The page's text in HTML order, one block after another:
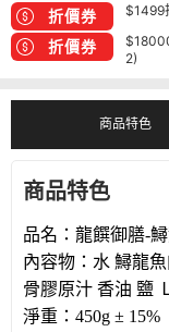
折價券 $1499
折價券
2)
商品特色
商品特色
品名：龍饌御膳-
內容物：水 鱘龍
骨膠原汁 香油 鹽
淨重： 450g ± 15%